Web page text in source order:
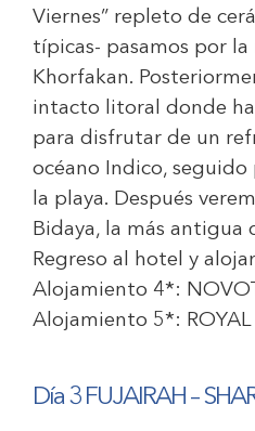
Viernes” repleto de
típicas- pasamos por la
Khorfakan.
intacto litoral donde
para disfrutar de un
océano Indico, seguido
la playa. Después
Bidaya, la más antigua
Regreso al hotel y
Alojamiento 4*:
Alojamiento 5*:
Día 3 FUJAIRAH –